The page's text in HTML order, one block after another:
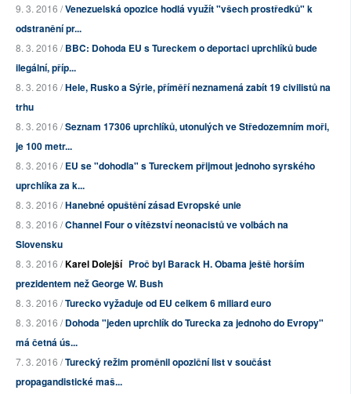
9. 3. 2016 /Venezuelská opozice hodlá využít "všech prostředků" k
odstranění pr...
8. 3. 2016 /BBC: Dohoda EU s Tureckem o deportaci uprchlíků bude
ilegální, příp...
8. 3. 2016 /Hele, Rusko a Sýrie, příměří neznamená zabít 19 civilistů na
trhu
8. 3. 2016 /Seznam 17306 uprchlíků, utonulých ve Středozemním moři,
je 100 metr...
8. 3. 2016 /EU se "dohodla" s Tureckem přijmout jednoho syrského
uprchlíka za k...
8. 3. 2016 /Hanebné opuštění zásad Evropské unie
8. 3. 2016 /Channel Four o vítězství neonacistů ve volbách na
Slovensku
8. 3. 2016 /Karel Dolejší Proč byl Barack H. Obama ještě horším
prezidentem než George W. Bush
8. 3. 2016 /Turecko vyžaduje od EU celkem 6 miliard euro
8. 3. 2016 /Dohoda "jeden uprchlík do Turecka za jednoho do Evropy"
má četná ús...
7. 3. 2016 /Turecký režim proměnil opoziční list v součást
propagandistické maš...